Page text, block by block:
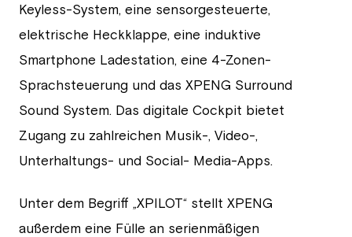
Keyless-System, eine sensorgesteuerte,
elektrische Heckklappe, eine induktive
Smartphone Ladestation, eine 4-Zonen-
Sprachsteuerung und das XPENG Surround
Sound System. Das digitale Cockpit bietet
Zugang zu zahlreichen Musik-, Video-,
Unterhaltungs- und Social- Media-Apps.
Unter dem Begriff „XPILOT“ stellt XPENG
außerdem eine Fülle an serienmäßigen